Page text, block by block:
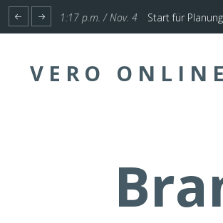
1:17 p.m. / Nov. 4 Start für
VERO ONLINE